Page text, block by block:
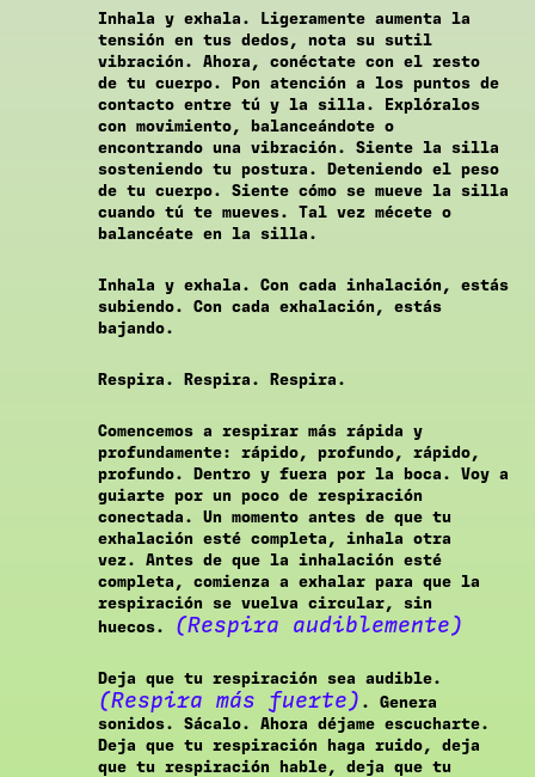
Inhala y exhala. Ligeramente aumenta la
tensión en tus dedos, nota su sutil
vibración. Ahora, conéctate con el resto
de tu cuerpo. Pon atención a los puntos de
contacto entre tú y la silla. Explóralos
con movimiento, balanceándote o
encontrando una vibración. Siente la silla
sosteniendo tu postura. Deteniendo el peso
de tu cuerpo. Siente cómo se mueve la silla
cuando tú te mueves. Tal vez mécete o
balancéate en la silla.
Inhala y exhala. Con cada inhalación, estás
subiendo. Con cada exhalación, estás
bajando.
Respira. Respira. Respira.
Comencemos a respirar más rápida y
profundamente: rápido, profundo, rápido,
profundo. Dentro y fuera por la boca. Voy a
guiarte por un poco de respiración
conectada. Un momento antes de que tu
exhalación esté completa, inhala otra
vez. Antes de que la inhalación esté
completa, comienza a exhalar para que la
respiración se vuelva circular, sin
huecos.
(Respira audiblemente)
Deja que tu respiración sea audible.
(Respira más fuerte) . Genera
sonidos. Sácalo. Ahora déjame escucharte.
Deja que tu respiración haga ruido, deja
que tu respiración hable, deja que tu